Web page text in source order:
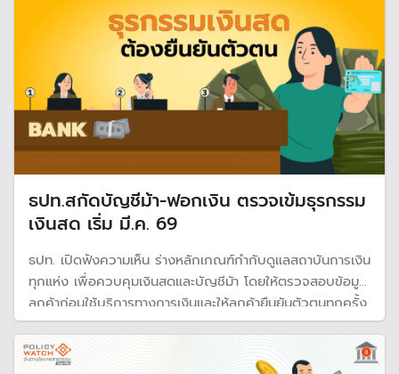
ธปท.สกัดบัญชีม้า-ฟอกเงิน ตรวจเข้มธุรกรรม
เงินสด เริ่ม มี.ค. 69
ธปท. เปิดฟังความเห็น ร่างหลักเกณฑ์กำกับดูแลสถาบันการเงิน
ทุกแห่ง เพื่อควบคุมเงินสดและบัญชีม้า โดยให้ตรวจสอบข้อมูล
ลูกค้าก่อนใช้บริการทางการเงินและให้ลูกค้ายืนยันตัวตนทุกครั้ง
ก่อนทำธุรกรรมเงินสดทั้งหน้าเคาน์เตอร์และตู้เอทีเอ็ม เตรียม
ประกาศบังคับใช้ มี.ค. 69